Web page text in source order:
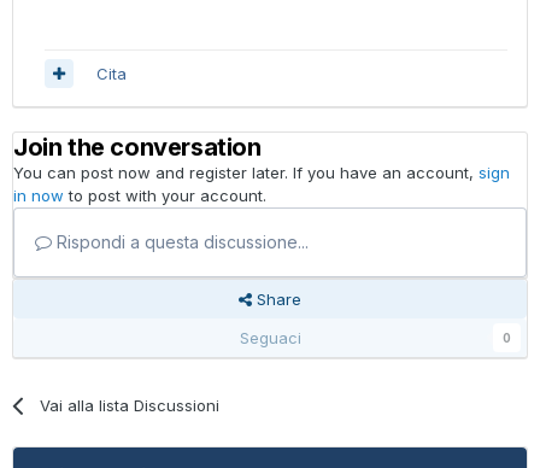
Cita
Join the conversation
You can post now and register later. If you have an account, sign
in now to post with your account.
Rispondi a questa discussione...
Share
Seguaci
0
Vai alla lista Discussioni